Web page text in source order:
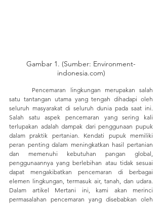
Gambar 1. (Sumber: Environment-
indonesia.com)
satu tantangan utama yang tengah dihadapi oleh
seluruh masyarakat di seluruh dunia pada saat ini.
Salah satu aspek pencemaran yang sering kali
terlupakan adalah dampak dari penggunaan pupuk
dalam praktik pertanian. Kendati pupuk memiliki
peran penting dalam meningkatkan hasil pertanian
dan memenuhi kebutuhan pangan global,
penggunaannya yang berlebihan atau tidak sesuai
dapat mengakibatkan pencemaran di berbagai
elemen lingkungan, termasuk air, tanah, dan udara.
Dalam artikel Mertani ini, kami akan merinci
permasalahan pencemaran yang disebabkan oleh